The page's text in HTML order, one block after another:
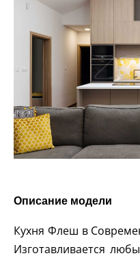
Описание модели
Кухня Флеш в
Изготавливается